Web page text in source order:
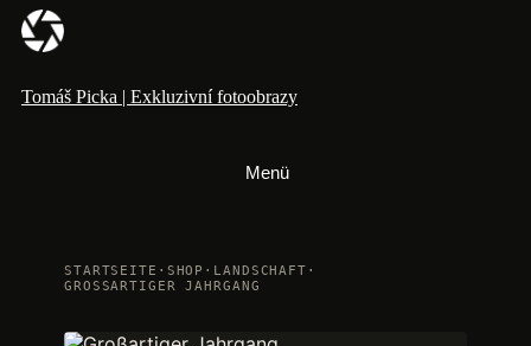
Zum
Inhalt
Tomáš Picka | Exkluzivní fotoobrazy
Menü
STARTSEITE · SHOP · LANDSCHAFT ·
GROSSARTIGER JAHRGANG